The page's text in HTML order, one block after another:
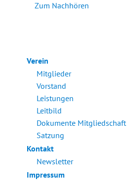
Zum Nachhören
Verein
Mitglieder
Vorstand
Leistungen
Leitbild
Dokumente Mitgliedschaft
Satzung
Kontakt
Newsletter
Impressum